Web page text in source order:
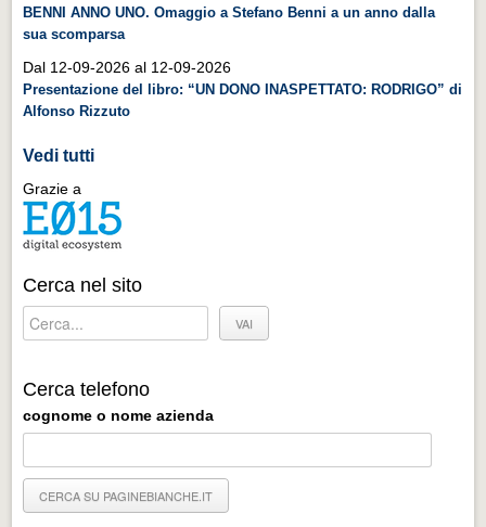
Muoversi a Vigevano
Cultura e turismo 4.0
PROGETTI
Progetti Aperti
Progetti Aperti
Progetti Realizzati
Progetti Realizzati
EVENTI
Eventi Vigevano
Eventi Vigevano
Eventi Pavia
BENNI ANNO UNO. Omaggio a Stefano Benni a un anno dalla
sua scomparsa
Dal 12-09-2026 al 12-09-2026
Presentazione del libro: “UN DONO INASPETTATO: RODRIGO” di
Alfonso Rizzuto
Vedi tutti
Grazie a
Cerca nel sito
Cerca telefono
cognome o nome azienda